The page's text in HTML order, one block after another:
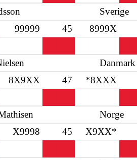
Sverige
99999 45 8999X
Danmark
8X9XX 47 *8XXX
Norge
X9998 45 X9XX*